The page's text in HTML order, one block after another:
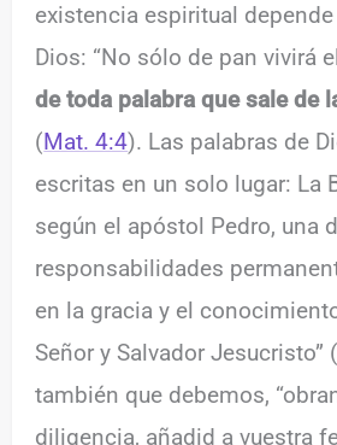
existencia espiritual
Dios: “No sólo de pan vivirá
de toda palabra que sale de
(Mat. 4:4). Las palabras de
escritas en un solo lugar: La
según el apóstol Pedro, una
responsabilidades
en la gracia y el
Señor y Salvador Jesucristo”
también que debemos,
diligencia, añadid a vuestra